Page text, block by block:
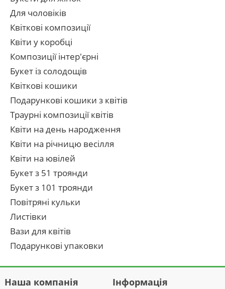
Для чоловіків
Квіткові композиції
Квіти у коробці
Композиції інтер'єрні
Букет із солодощів
Квіткові кошики
Подарункові кошики з квітів
Траурні композиції квітів
Квіти на день народження
Квіти на річницю весілля
Квіти на ювілей
Букет з 51 троянди
Букет з 101 троянди
Повітряні кульки
Листівки
Вази для квітів
Подарункові упаковки
Наша компанія Інформація